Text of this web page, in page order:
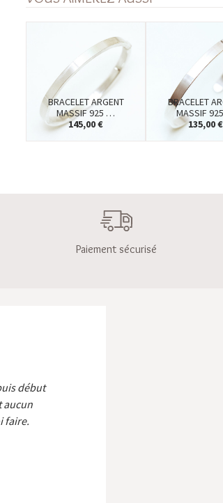
BRACELET ARGENT
MASSIF 925 …
145,00 €
BRACELET
MASSIF
135,00 €
Paiement sécurisé
début
aucun
faire.